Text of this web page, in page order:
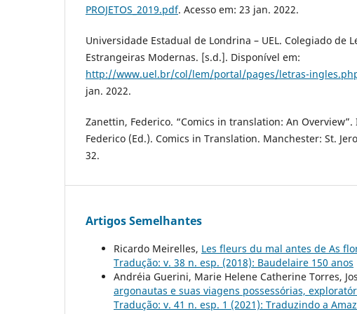
PROJETOS_2019.pdf. Acesso em: 23 jan. 2022.
Universidade Estadual de Londrina – UEL. Colegiado de
Estrangeiras Modernas. [s.d.]. Disponível em:
http://www.uel.br/col/lem/portal/pages/letras-
jan. 2022.
Zanettin, Federico. “Comics in translation: An
Federico (Ed.). Comics in Translation. Manchester: St.
32.
Artigos Semelhantes
Ricardo Meirelles, Les fleurs du mal antes de As
Tradução: v. 38 n. esp. (2018): Baudelaire 150 anos
Andréia Guerini, Marie Helene Catherine Torres,
argonautas e suas viagens possessórias,
Tradução: v. 41 n. esp. 1 (2021): Traduzindo a